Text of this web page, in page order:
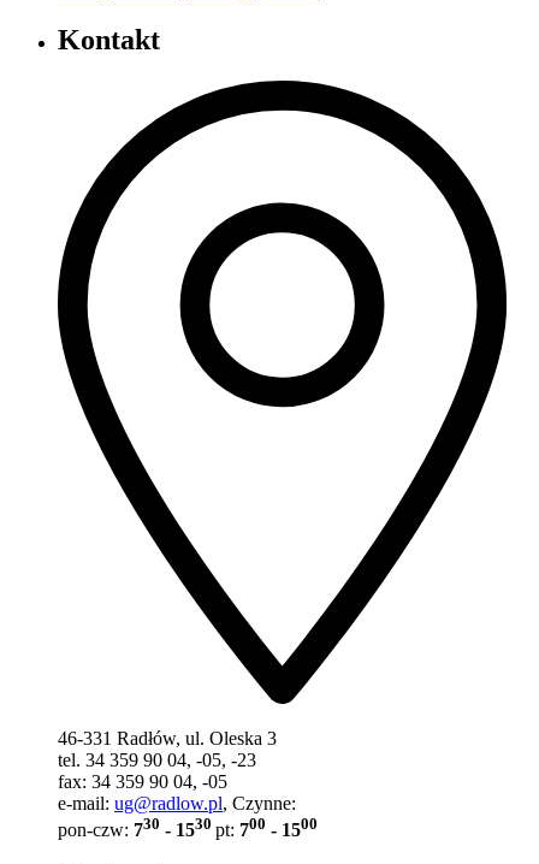
Kontakt
46-331 Radłów, ul. Oleska 3
tel. 34 359 90 04, -05, -23
fax: 34 359 90 04, -05
e-mail: ug@radlow.pl, Czynne:
pon-czw: 730 - 1530 pt: 700 - 1500